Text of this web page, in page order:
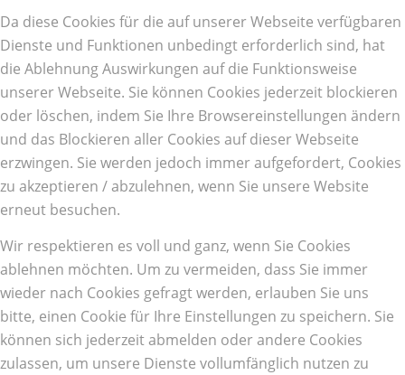
Da diese Cookies für die auf unserer Webseite verfügbaren
Dienste und Funktionen unbedingt erforderlich sind, hat
die Ablehnung Auswirkungen auf die Funktionsweise
unserer Webseite. Sie können Cookies jederzeit blockieren
oder löschen, indem Sie Ihre Browsereinstellungen ändern
und das Blockieren aller Cookies auf dieser Webseite
erzwingen. Sie werden jedoch immer aufgefordert, Cookies
zu akzeptieren / abzulehnen, wenn Sie unsere Website
erneut besuchen.
Wir respektieren es voll und ganz, wenn Sie Cookies
ablehnen möchten. Um zu vermeiden, dass Sie immer
wieder nach Cookies gefragt werden, erlauben Sie uns
bitte, einen Cookie für Ihre Einstellungen zu speichern. Sie
können sich jederzeit abmelden oder andere Cookies
zulassen, um unsere Dienste vollumfänglich nutzen zu